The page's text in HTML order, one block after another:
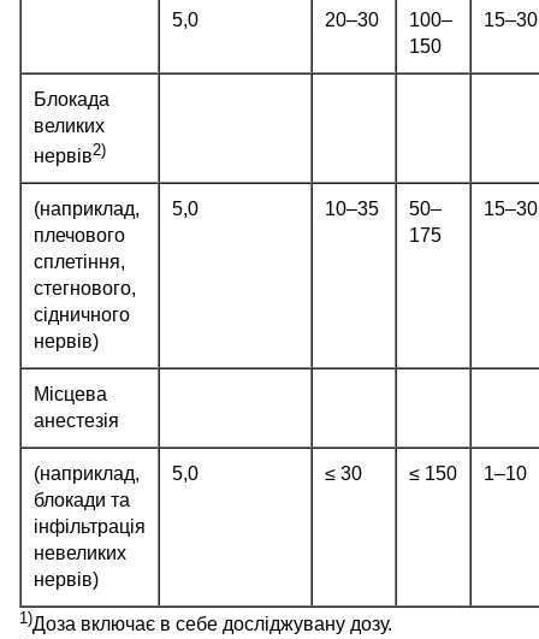
5,0 20‒30
100‒
150
15‒30
Блокада
великих
нервів2)
(наприклад,
плечового
сплетіння,
стегнового,
сідничного
нервів)
5,0 10‒35
50‒
175
15‒30
Місцева
анестезія
(наприклад,
блокади та
інфільтрація
невеликих
нервів)
5,0 ≤ 30 ≤ 150 1‒10
1)Доза включає в себе досліджувану дозу.